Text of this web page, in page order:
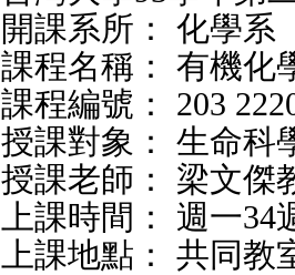
開課系所： 化學系
課程名稱： 有機化
課程編號： 203
授課對象： 生命科
授課老師： 梁文傑
上課時間： 週一34
上課地點： 共同教